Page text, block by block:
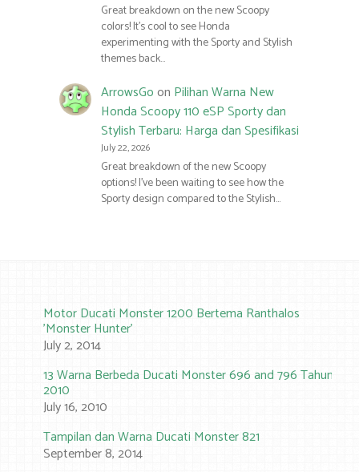
Great breakdown on the new Scoopy
colors! It’s cool to see Honda
experimenting with the Sporty and Stylish
themes back…
ArrowsGoon Pilihan Warna New
Honda Scoopy 110 eSP Sporty dan
Stylish Terbaru: Harga dan Spesifikasi
July 22, 2026
Great breakdown of the new Scoopy
options! I’ve been waiting to see how the
Sporty design compared to the Stylish…
Motor Ducati Monster 1200 Bertema Ranthalos
'Monster Hunter'
July 2, 2014
13 Warna Berbeda Ducati Monster 696 and 796 Tahun
2010
July 16, 2010
Tampilan dan Warna Ducati Monster 821
September 8, 2014